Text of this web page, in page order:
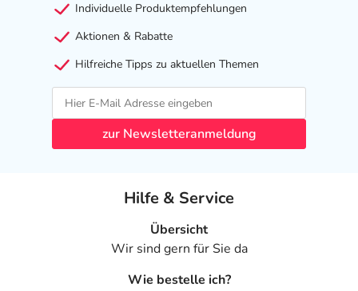
Individuelle Produktempfehlungen
Aktionen & Rabatte
Hilfreiche Tipps zu aktuellen Themen
zur Newsletteranmeldung
Hilfe & Service
Übersicht
Wir sind gern für Sie da
Wie bestelle ich?